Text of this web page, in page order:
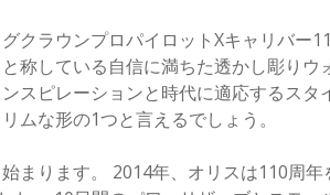
クラウンプロパイロットXキャリバー
称している自信に満ちた透かし彫り
スピレーションと時代に適応するスタ
ムな形の1つと言えるでしょう。
まります。 2014年、オリスは110周